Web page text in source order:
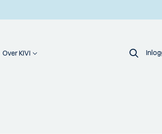
Over KIVI